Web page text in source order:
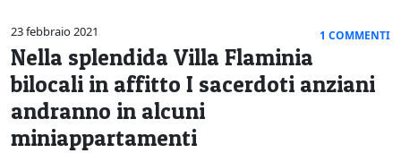
CULTURA
LA STORIA
SPETTACOLI
L'EDITORIALE
23 febbraio 2021 1 COMMENTI
Nella splendida Villa Flaminia
bilocali in affitto I sacerdoti anziani
andranno in alcuni
miniappartamenti